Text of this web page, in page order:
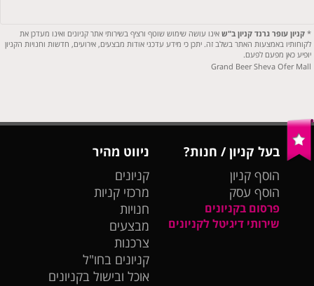
*קניון עופר גרנד קניון ב"ש אינו עושה שימוש שוטף ורציף בשירותי אתר קניונים ואינו מעדכן את
לקוחותיו באמצעות האתר בשלב זה. יתכן כי מידע עדכני אודות מבצעים, אירועים, חדשות וחנויות הקניון
יופיע כאן מפעם לפעם.
Grand Beer Sheva Ofer Mall
בעל קניון / חנות?
הוסף קניון
הוסף עסק
פרסום בקניונים
שירותי דיגיטל לקניונים
ניווט מהיר
קניונים
מרכזי קניות
חנויות
מבצעים
צרכנות
קניונים בחו"ל
אוכל ובישול בקניונים